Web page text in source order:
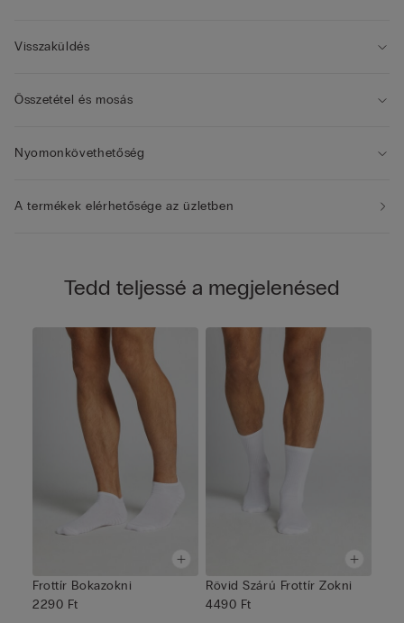
Visszaküldés
Összetétel és mosás
Nyomonkövethetőség
A termékek elérhetősége az üzletben
Tedd teljessé a megjelenésed
Frottír Bokazokni
2290 Ft
Rövid Szárú Frottír Zokni
4490 Ft